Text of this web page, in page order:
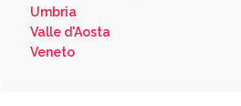
Umbria
Valle d'Aosta
Veneto